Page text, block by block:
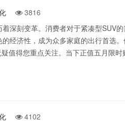
3816
深刻变革。消费者对于紧凑型SUV
经济性，成为众多家庭的出行首选
值得您重点关注。当下正值五月限
4102